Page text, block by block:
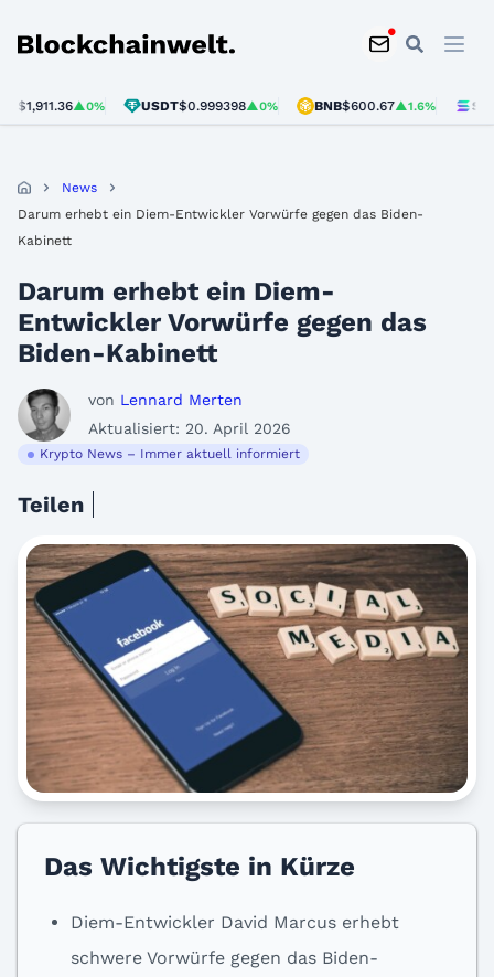
Blockchainwelt
▲0% USDT$0.999398▲0% BNB$600.67▲1.6% SOL
News
Darum erhebt ein Diem-Entwickler Vorwürfe gegen das Biden-
Kabinett
Darum erhebt ein Diem-
Entwickler Vorwürfe gegen das
Biden-Kabinett
von Lennard Merten
Aktualisiert: 20. April 2026
Krypto News – Immer aktuell informiert
Teilen
Das Wichtigste in Kürze
Diem-Entwickler David Marcus erhebt
schwere Vorwürfe gegen das Biden-